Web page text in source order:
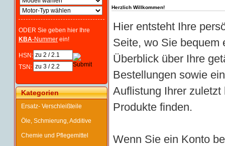
ODER Sie geben hier Ihre
KBA-Nummer ein!
HSN:
TSN:
Kategorien
Ersatz- Verschleißteile
Öle, Schmierung, Additive
Chemie und Pflegemittel
Herzlich Willkommen!
Hier entsteht Ihre
Seite, wo Sie bequem
Überblick über Ihre
Bestellungen sowie
Auflistung Ihrer zuletzt
Produkte finden.
Wenn Sie ein Konto